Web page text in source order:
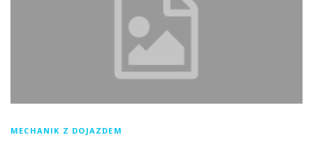
MECHANIK Z DOJAZDEM